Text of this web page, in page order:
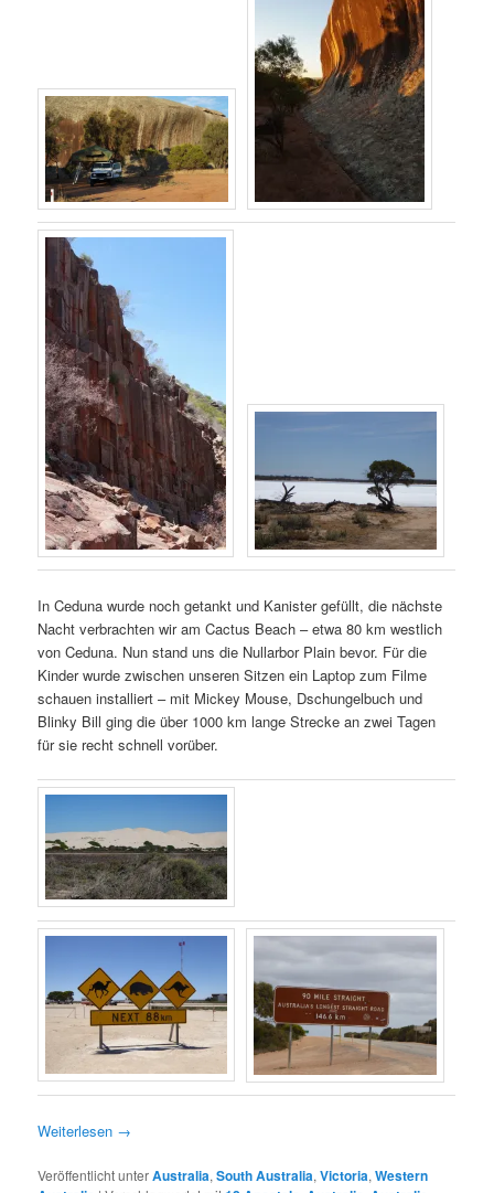
In Ceduna wurde noch getankt und Kanister gefüllt, die nächste
Nacht verbrachten wir am Cactus Beach – etwa 80 km westlich
von Ceduna. Nun stand uns die Nullarbor Plain bevor. Für die
Kinder wurde zwischen unseren Sitzen ein Laptop zum Filme
schauen installiert – mit Mickey Mouse, Dschungelbuch und
Blinky Bill ging die über 1000 km lange Strecke an zwei Tagen
für sie recht schnell vorüber.
Weiterlesen →
Veröffentlicht unterAustralia,South Australia,Victoria,Western